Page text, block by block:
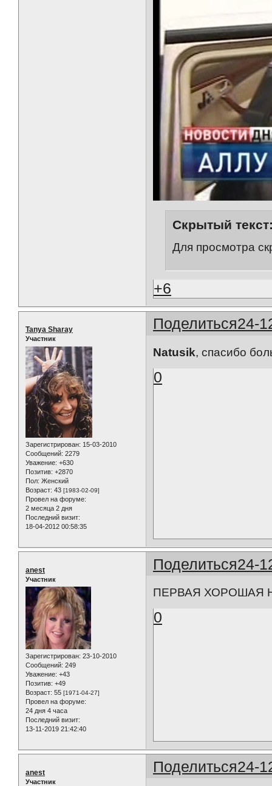
Скрытый
Для просмотра
+6
Поделиться24-
Tanya Sharay
Участник
Зарегистрирован: 15-03-2010
Сообщений: 2279
Уважение: +630
Позитив: +2870
Пол: Женский
Возраст: 43 [1983-02-09]
Провел на форуме:
2 месяца 2 дня
Последний визит:
18-04-2012 00:58:35
Natusik, спасибо
0
Поделиться24-
anest
Участник
Зарегистрирован: 23-10-2010
Сообщений: 249
Уважение: +43
Позитив: +49
Возраст: 55 [1971-04-27]
Провел на форуме:
24 дня 4 часа
Последний визит:
13-11-2019 21:42:40
ПЕРВАЯ ХОРОШАЯ
0
Поделиться24-
anest
Участник